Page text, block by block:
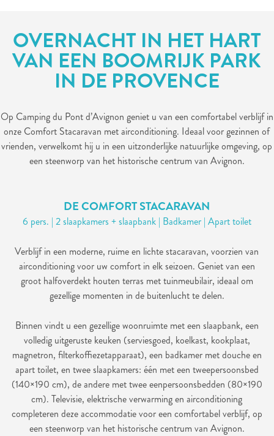
OVERNACHT IN HET HART
VAN EEN BOOMRIJK PARK
IN DE PROVENCE
Op Camping du Pont d’Avignon geniet u van een comfortabel verblijf in
onze Comfort Stacaravan met airconditioning. Ideaal voor gezinnen of
vrienden, verwelkomt hij u in een uitzonderlijke natuurlijke omgeving, op
een steenworp van het historische centrum van Avignon.
DE COMFORT STACARAVAN
6 pers. | 2 slaapkamers + slaapbank | Badkamer | Apart toilet
Verblijf in een moderne, ruime en lichte stacaravan, voorzien van
airconditioning voor uw comfort in elk seizoen. Geniet van een
groot halfoverdekt houten terras met tuinmeubilair, ideaal om
gezellige momenten in de buitenlucht te delen.
Binnen vindt u een gezellige woonruimte met een slaapbank, een
volledig uitgeruste keuken (serviesgoed, koelkast, kookplaat,
magnetron, filterkoffiezetapparaat), een badkamer met douche en
apart toilet, en twee slaapkamers: één met een tweepersoonsbed
(140×190 cm), de andere met twee eenpersoonsbedden (80×190
cm). Televisie, elektrische verwarming en airconditioning
completeren deze accommodatie voor een comfortabel verblijf, op
een steenworp van het historische centrum van Avignon.